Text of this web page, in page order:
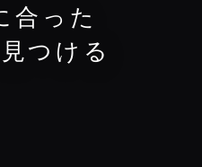
合 っ た
見つ け る